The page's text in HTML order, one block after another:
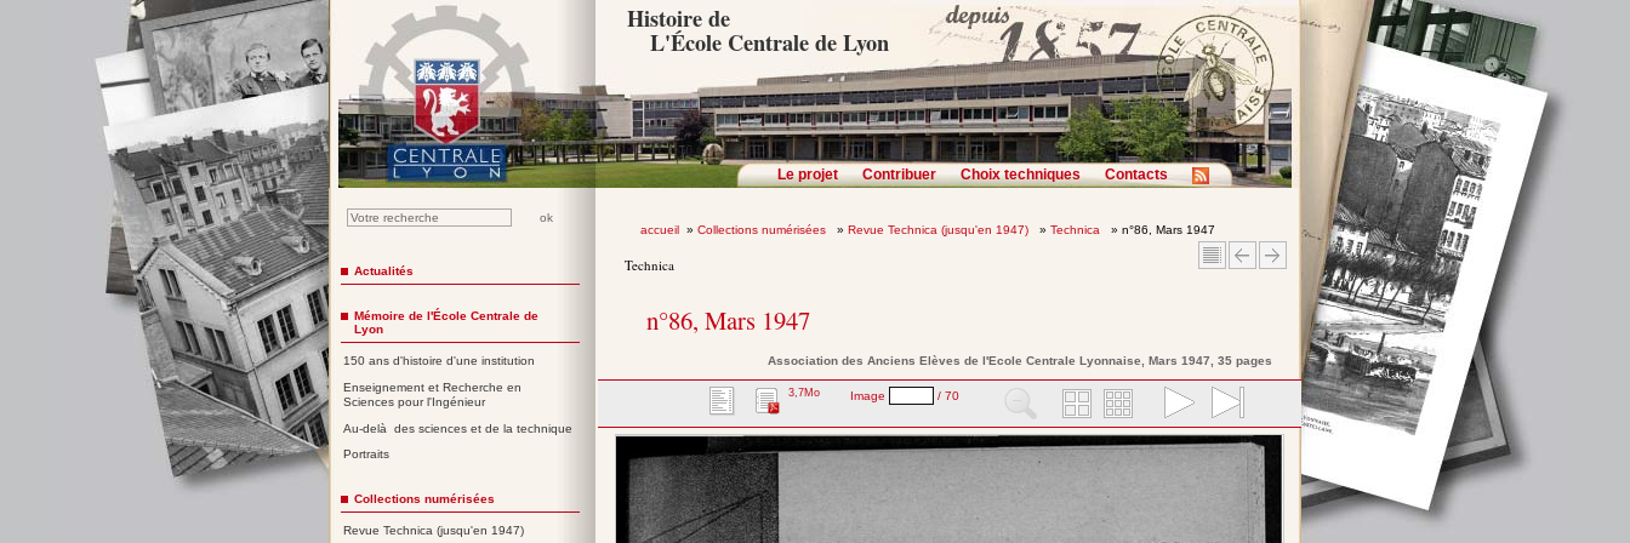
Histoire de
L'École Centrale de Lyon
Le projet Contribuer Choix techniques Contacts
accueil» Collections numérisées » Revue Technica (jusqu'en 1947) » Technica » n°86, Mars 1947
Technica
n°86, Mars 1947
Association des Anciens Elèves de l'Ecole Centrale Lyonnaise, Mars 1947, 35 pages
3,7Mo Image / 70
Actualités
Mémoire de l'École Centrale de
Lyon
150 ans d'histoire d'une institution
Enseignement et Recherche en
Sciences pour l'Ingénieur
Au-delà des sciences et de la technique
Portraits
Collections numérisées
Revue Technica (jusqu'en 1947)